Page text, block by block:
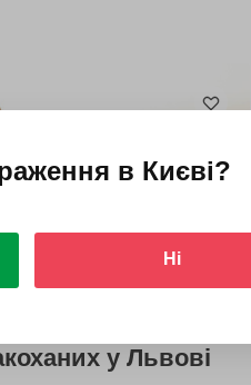
у Львові
в Києві?
Ні